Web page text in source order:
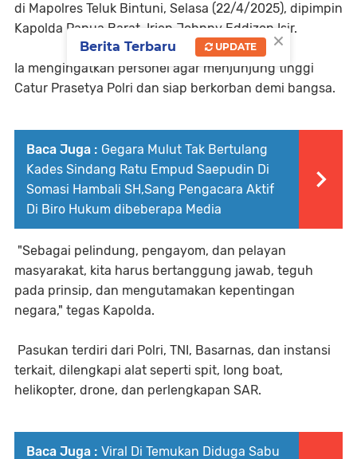
di Mapolres Teluk Bintuni, Selasa (22/4/2025), dipimpin
Kapolda Papua Barat, Irjen Johnny Eddizon Isir.
Ia mengingatkan personel agar menjunjung tinggi
Catur Prasetya Polri dan siap berkorban demi bangsa.
Baca Juga : Gegara Mulut Tak Bertulang
Kades Sindang Ratu Empud Saepudin Di
Somasi Hambali SH,Sang Pengacara Aktif
Di Biro Hukum dibeberapa Media
"Sebagai pelindung, pengayom, dan pelayan
masyarakat, kita harus bertanggung jawab, teguh
pada prinsip, dan mengutamakan kepentingan
negara," tegas Kapolda.
Pasukan terdiri dari Polri, TNI, Basarnas, dan instansi
terkait, dilengkapi alat seperti spit, long boat,
helikopter, drone, dan perlengkapan SAR.
Baca Juga : Viral Di Temukan Diduga Sabu
×
Berita Terbaru UPDATE